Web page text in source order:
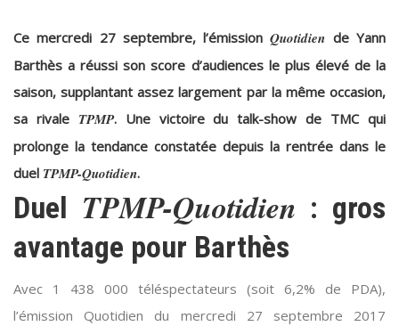
Ce mercredi 27 septembre, l’émissionQuotidien de Yann
Barthès a réussi son score d’audiences le plus élevé de la
saison, supplantant assez largement par la même occasion,
sa rivale TPMP. Une victoire du talk-show de TMC qui
prolonge la tendance constatée depuis la rentrée dans le
duel TPMP-Quotidien.
Duel TPMP-Quotidien : gros
avantage pour Barthès
Avec 1 438 000 téléspectateurs (soit 6,2% de PDA),
l’émission Quotidien du mercredi 27 septembre 2017